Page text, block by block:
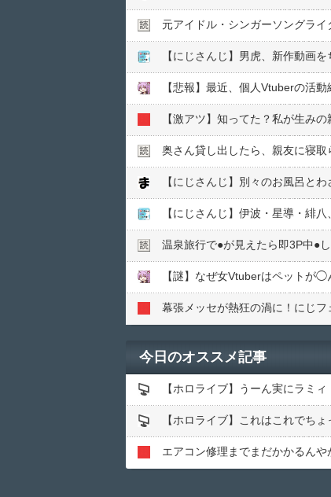
元アイドル・シンガーソングラ
【悲報】最近、個人Vtuberの活
【激アツ】知ってた？私が生み
奥さん貸し出したら、親友に寝取
【にじさんじ】別々のお風呂と
【にじさんじ】伊波・星導・緋
温泉旅行で●︎が見えたら即3P中●︎し
【謎】なぜ女Vtuberはペットが
今日のオススメ記事
【ホロライブ】うーん実にラミィ
【ホロライブ】これはこれでち